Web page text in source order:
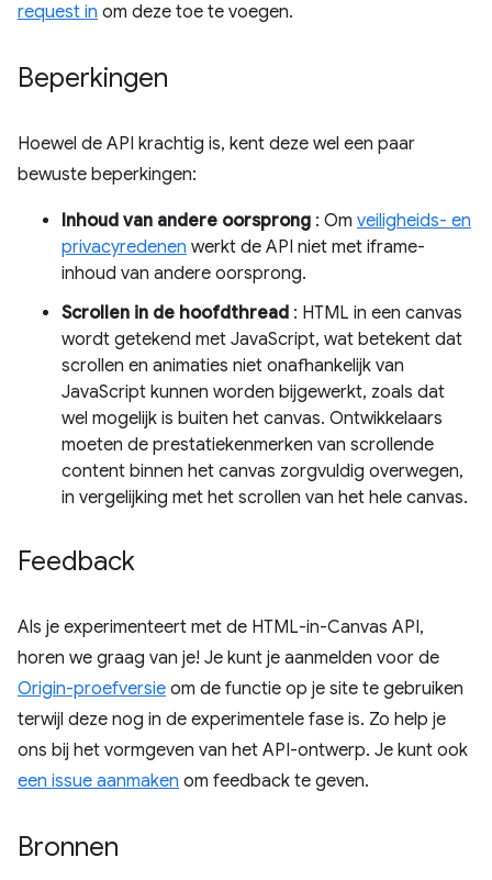
request in om deze toe te voegen.
Beperkingen
Hoewel de API krachtig is, kent deze wel een paar
bewuste beperkingen:
Inhoud van andere oorsprong : Om veiligheids- en
privacyredenen werkt de API niet met iframe-
inhoud van andere oorsprong.
Scrollen in de hoofdthread : HTML in een canvas
wordt getekend met JavaScript, wat betekent dat
scrollen en animaties niet onafhankelijk van
JavaScript kunnen worden bijgewerkt, zoals dat
wel mogelijk is buiten het canvas. Ontwikkelaars
moeten de prestatiekenmerken van scrollende
content binnen het canvas zorgvuldig overwegen,
in vergelijking met het scrollen van het hele canvas.
Feedback
Als je experimenteert met de HTML-in-Canvas API,
horen we graag van je! Je kunt je aanmelden voor de
Origin-proefversie om de functie op je site te gebruiken
terwijl deze nog in de experimentele fase is. Zo help je
ons bij het vormgeven van het API-ontwerp. Je kunt ook
een issue aanmaken om feedback te geven.
Bronnen